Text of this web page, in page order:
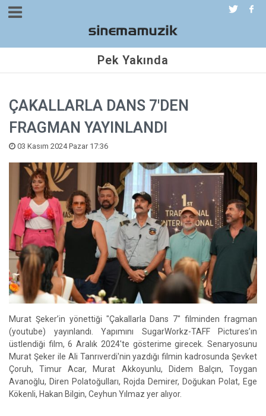
Pek Yakında
ÇAKALLARLA DANS 7'DEN
FRAGMAN YAYINLANDI
03 Kasım 2024 Pazar 17:36
Murat Şeker’in yönettiği "Çakallarla Dans 7" filminden fragman
(youtube) yayınlandı. Yapımını SugarWorkz-TAFF Pictures’ın
üstlendiği film, 6 Aralık 2024'te gösterime girecek. Senaryosunu
Murat Şeker ile Ali Tanrıverdi'nin yazdığı filmin kadrosunda Şevket
Çoruh, Timur Acar, Murat Akkoyunlu, Didem Balçın, Toygan
Avanoğlu, Diren Polatoğulları, Rojda Demirer, Doğukan Polat, Ege
Kökenli, Hakan Bilgin, Ceyhun Yılmaz yer alıyor.